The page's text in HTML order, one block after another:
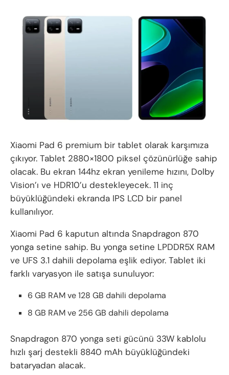
Xiaomi Pad 6 premium bir tablet olarak karşımıza
çıkıyor. Tablet 2880×1800 piksel çözünürlüğe sahip
olacak. Bu ekran 144hz ekran yenileme hızını, Dolby
Vision’ı ve HDR10’u destekleyecek. 11 inç
büyüklüğündeki ekranda IPS LCD bir panel
kullanılıyor.
Xiaomi Pad 6 kaputun altında Snapdragon 870
yonga setine sahip. Bu yonga setine LPDDR5X RAM
ve UFS 3.1 dahili depolama eşlik ediyor. Tablet iki
farklı varyasyon ile satışa sunuluyor:
6 GB RAM ve 128 GB dahili depolama
8 GB RAM ve 256 GB dahili depolama
Snapdragon 870 yonga seti gücünü 33W kablolu
hızlı şarj destekli 8840 mAh büyüklüğündeki
bataryadan alacak.